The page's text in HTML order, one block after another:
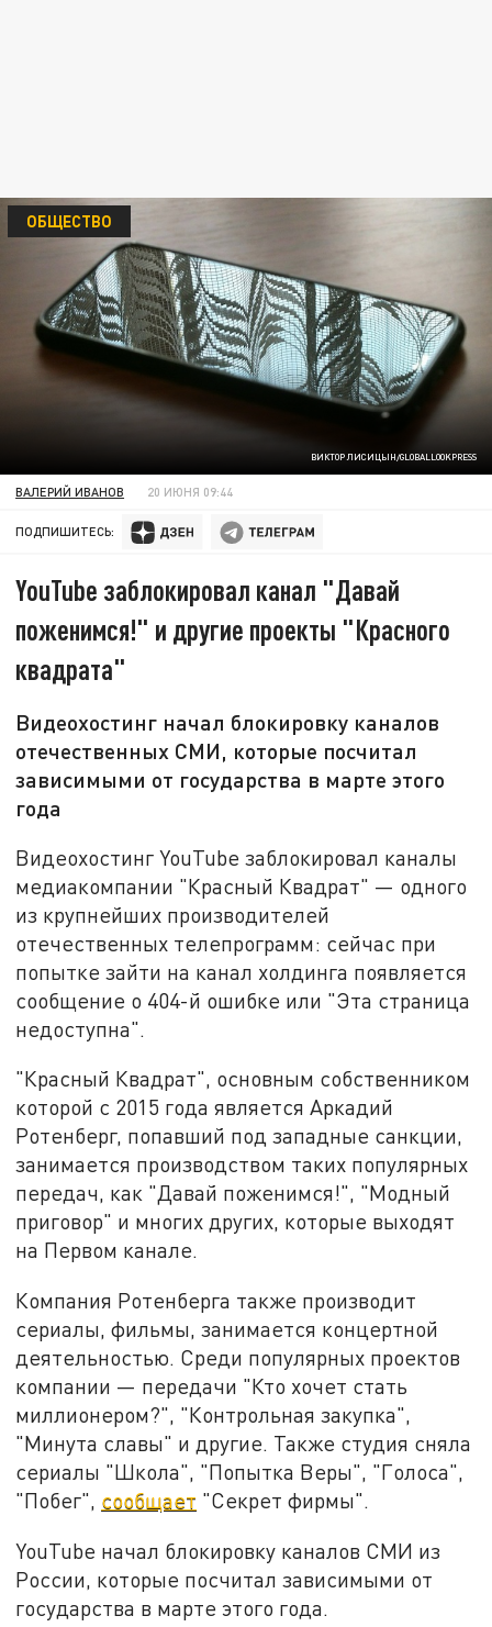
ВИКТОР ЛИСИЦЫН/GLOBALLOOKPRESS
ОБЩЕСТВО
ВАЛЕРИЙ ИВАНОВ 20 ИЮНЯ 09:44
ПОДПИШИТЕСЬ:
YouTube заблокировал канал "Давай
поженимся!" и другие проекты "Красного
квадрата"
Видеохостинг начал блокировку каналов
отечественных СМИ, которые посчитал
зависимыми от государства в марте этого
года
Видеохостинг YouTube заблокировал каналы
медиакомпании "Красный Квадрат" — одного
из крупнейших производителей
отечественных телепрограмм: сейчас при
попытке зайти на канал холдинга появляется
сообщение о 404-й ошибке или "Эта страница
недоступна".
"Красный Квадрат", основным собственником
которой с 2015 года является Аркадий
Ротенберг, попавший под западные санкции,
занимается производством таких популярных
передач, как "Давай поженимся!", "Модный
приговор" и многих других, которые выходят
на Первом канале.
Компания Ротенберга также производит
сериалы, фильмы, занимается концертной
деятельностью. Среди популярных проектов
компании — передачи "Кто хочет стать
миллионером?", "Контрольная закупка",
"Минута славы" и другие. Также студия сняла
сериалы "Школа", "Попытка Веры", "Голоса",
"Побег", сообщает "Секрет фирмы".
YouTube начал блокировку каналов СМИ из
России, которые посчитал зависимыми от
государства в марте этого года.